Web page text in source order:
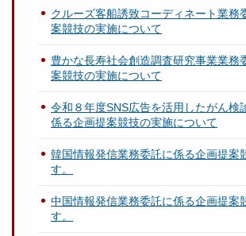
クルーズ客船誘致コーディネート業務
案競技の実施について
豊かな長寿社会創造調査研究事業業務
案競技の実施について
令和８年度SNS広告を活用したがん検
係る企画提案競技の実施について
韓国情報発信業務委託に係る企画提案
す。
中国情報発信業務委託に係る企画提案
す。